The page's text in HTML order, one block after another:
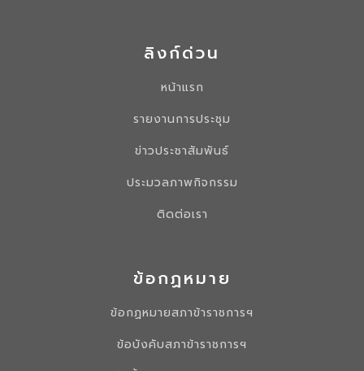
ลิงก์ด่วน
หน้าแรก
รายงานการประชุม
ข่าวประชาสัมพันธ์
ประมวลภาพกิจกรรม
ติดต่อเรา
ข้อกฏหมาย
ข้อกฏหมายสภาข้าราชการฯ
ข้อบังคับสภาข้าราชการฯ